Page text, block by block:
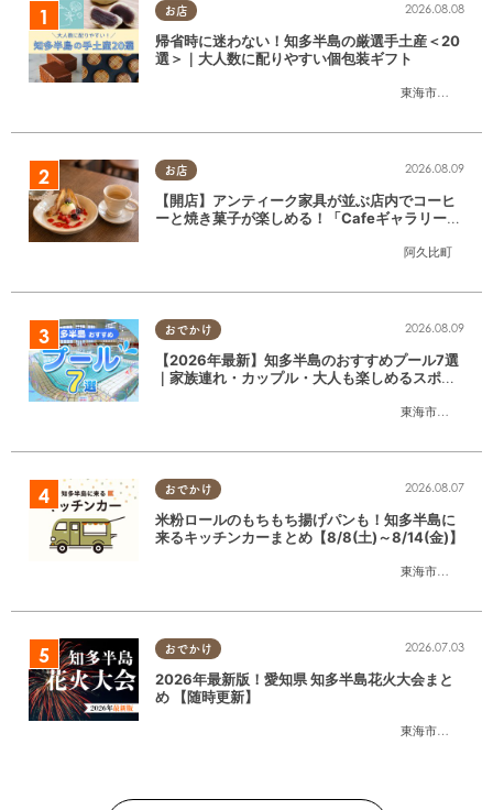
お店
東海市
,大府市
2026.08.08
帰省時に迷わない！知多半島の厳選手土産＜20
選＞｜大人数に配りやすい個包装ギフト
お店
阿久比町
2026.08.09
【開店】アンティーク家具が並ぶ店内でコーヒ
ーと焼き菓子が楽しめる！「CafeギャラリーA
おでかけ
東海市
,大府市
2026.08.09
【2026年最新】知多半島のおすすめプール7選
｜家族連れ・カップル・大人も楽しめるスポッ
おでかけ
東海市
,大府市
2026.08.07
米粉ロールのもちもち揚げパンも！知多半島に
来るキッチンカーまとめ【8/8(土)～8/14(金)】
おでかけ
東海市
,大府市
2026.07.03
2026年最新版！愛知県 知多半島花火大会まと
め 【随時更新】